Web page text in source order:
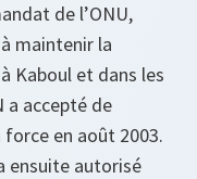
de l’ONU,
maintenir la
Kaboul et dans les
a accepté de
en août 2003.
ensuite autorisé